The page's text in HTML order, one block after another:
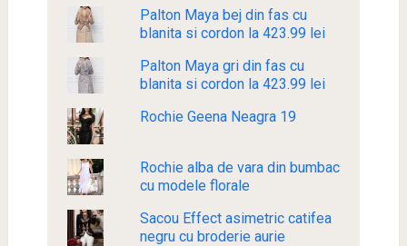
Palton Maya bej din fas cu
blanita si cordon la 423.99 lei
Palton Maya gri din fas cu
blanita si cordon la 423.99 lei
Rochie Geena Neagra 19
Rochie alba de vara din bumbac
cu modele florale
Sacou Effect asimetric catifea
negru cu broderie aurie